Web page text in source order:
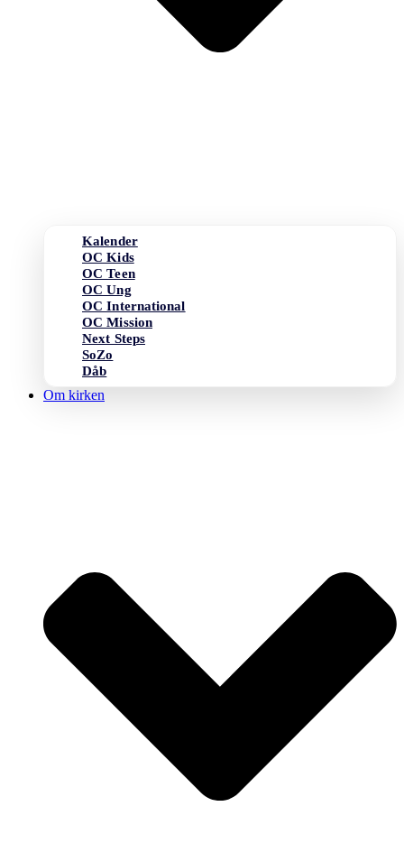
Kalender
OC Kids
OC Teen
OC Ung
OC International
OC Mission
Next Steps
SoZo
Dåb
Om kirken